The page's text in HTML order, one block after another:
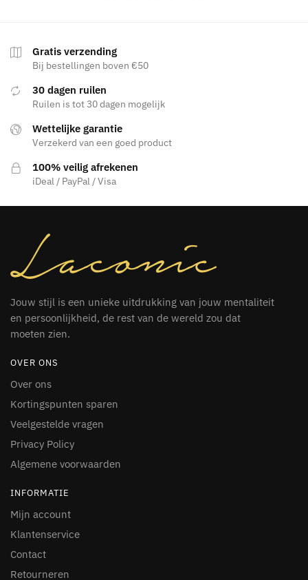
Gratis verzending
Bij bestellingen boven €50
30 dagen ruilen
Ruilen is tot 30 dagen mogelijk
Wettelijke garantie
Verzekerd van een goed product
100% veilig afrekenen
iDeal / PayPal / Visa
Jouw stijl is een unieke uitdrukking van jouw mentaliteit
en persoonlijkheid, de rest van de wereld zou dat
moeten zien.
OVER ONS
Over ons
Kortingspunten sparen
Veelgestelde vragen
Privacy Policy
Algemene voorwaarden
INFORMATIE
Mijn account
Klantenservice
Contact
Retourneren